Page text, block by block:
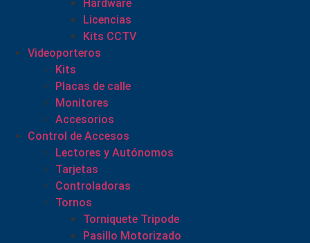
Hardware
Licencias
Kits CCTV
Videoporteros
Kits
Placas de calle
Monitores
Accesorios
Control de Accesos
Lectores y Autónomos
Tarjetas
Controladoras
Tornos
Torniquete Tripode
Pasillo Motorizado